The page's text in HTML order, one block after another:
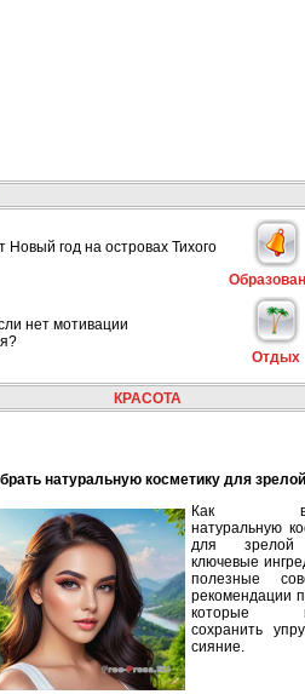
Новый год на островах Тихого
нет мотивации
Отдых
КРАСОТА
натуральную косметику для
Как
натуральную
для зрелой
ключевые
полезные
рекомендации
которые
сохранить
сияние.